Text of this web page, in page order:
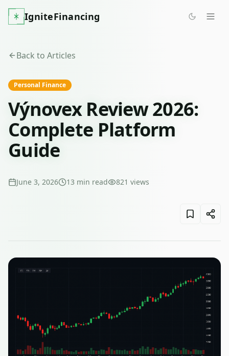
IgniteFinancing
Back to Articles
Personal Finance
Výnovex Review 2026:
Complete Platform
Guide
June 3, 2026 13 min read 821 views